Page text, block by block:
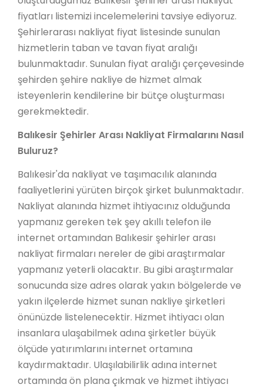
fiyatları listemizi incelemelerini tavsiye ediyoruz.
Şehirlerarası nakliyat fiyat listesinde sunulan
hizmetlerin taban ve tavan fiyat aralığı
bulunmaktadır. Sunulan fiyat aralığı çerçevesinde
şehirden şehire nakliye de hizmet almak
isteyenlerin kendilerine bir bütçe oluşturması
gerekmektedir.
Balıkesir Şehirler Arası Nakliyat Firmalarını Nasıl
Buluruz?
Balıkesir'da nakliyat ve taşımacılık alanında
faaliyetlerini yürüten birçok şirket bulunmaktadır.
Nakliyat alanında hizmet ihtiyacınız olduğunda
yapmanız gereken tek şey akıllı telefon ile
internet ortamından Balıkesir şehirler arası
nakliyat firmaları nereler de gibi araştırmalar
yapmanız yeterli olacaktır. Bu gibi araştırmalar
sonucunda size adres olarak yakın bölgelerde ve
yakın ilçelerde hizmet sunan nakliye şirketleri
önünüzde listelenecektir. Hizmet ihtiyacı olan
insanlara ulaşabilmek adına şirketler büyük
ölçüde yatırımlarını internet ortamına
kaydırmaktadır. Ulaşılabilirlik adına internet
ortamında ön plana çıkmak ve hizmet ihtiyacı